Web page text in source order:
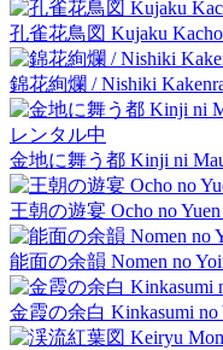
孔雀花鳥図 Kujaku
錦花絢爛 / Nishiki
レンタル中
金地に舞う都 Kinji ni
王朝の遊宴 Ocho no
能面の余韻 Nomen no
金霞の余白 Kinkasumi no